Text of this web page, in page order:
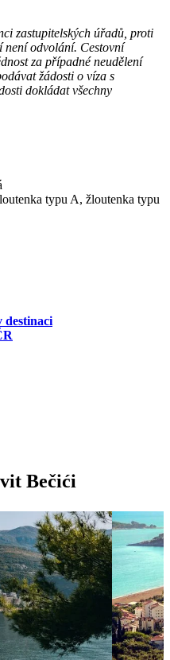
zastupitelských úřadů, proti
není odvolání. Cestovní
za případné neudělení
žádosti o víza s
dokládat všechny
typu A, žloutenka typu
destinaci
Bečići